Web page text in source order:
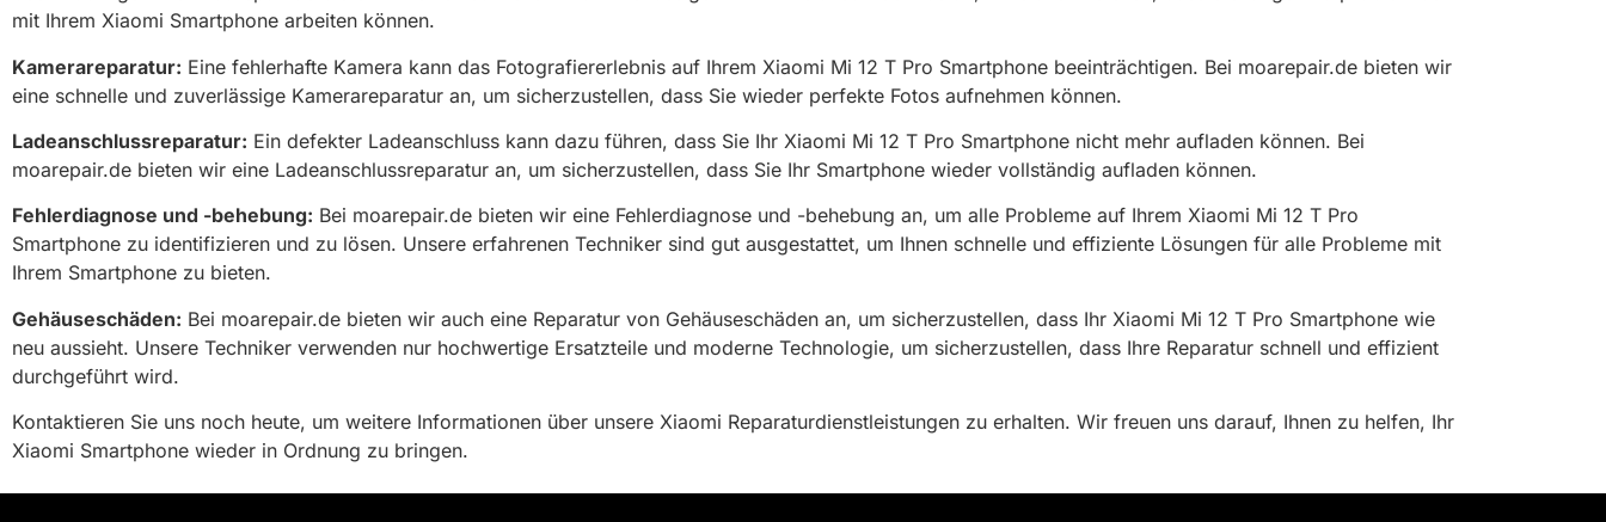
mit Ihrem Xiaomi Smartphone arbeiten können.
Kamerareparatur: Eine fehlerhafte Kamera kann das Fotografiererlebnis auf Ihrem Xiaomi Mi 12 T Pro Smartphone beeinträchtigen. Bei moarepair.de bieten wir
eine schnelle und zuverlässige Kamerareparatur an, um sicherzustellen, dass Sie wieder perfekte Fotos aufnehmen können.
Ladeanschlussreparatur: Ein defekter Ladeanschluss kann dazu führen, dass Sie Ihr Xiaomi Mi 12 T Pro Smartphone nicht mehr aufladen können. Bei
moarepair.de bieten wir eine Ladeanschlussreparatur an, um sicherzustellen, dass Sie Ihr Smartphone wieder vollständig aufladen können.
Fehlerdiagnose und -behebung: Bei moarepair.de bieten wir eine Fehlerdiagnose und -behebung an, um alle Probleme auf Ihrem Xiaomi Mi 12 T Pro
Smartphone zu identifizieren und zu lösen. Unsere erfahrenen Techniker sind gut ausgestattet, um Ihnen schnelle und effiziente Lösungen für alle Probleme mit
Ihrem Smartphone zu bieten.
Gehäuseschäden: Bei moarepair.de bieten wir auch eine Reparatur von Gehäuseschäden an, um sicherzustellen, dass Ihr Xiaomi Mi 12 T Pro Smartphone wie
neu aussieht. Unsere Techniker verwenden nur hochwertige Ersatzteile und moderne Technologie, um sicherzustellen, dass Ihre Reparatur schnell und effizient
durchgeführt wird.
Kontaktieren Sie uns noch heute, um weitere Informationen über unsere Xiaomi Reparaturdienstleistungen zu erhalten. Wir freuen uns darauf, Ihnen zu helfen, Ihr
Xiaomi Smartphone wieder in Ordnung zu bringen.